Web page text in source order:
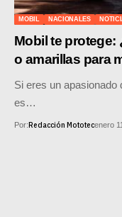
MOTOS HONDA
MOTOS HERO PERÚ
MOTOS ZONTES
MOTOS BENELLI
MOBIL NACIONALES
Mobil te protege:
o amarillas para
Si eres un
es…
Por:Redacción Mototecenero